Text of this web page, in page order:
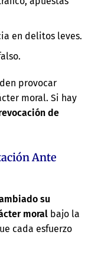
en delitos leves.
provocar
moral. Si hay
de
Ante
su
moral bajo la
cada esfuerzo